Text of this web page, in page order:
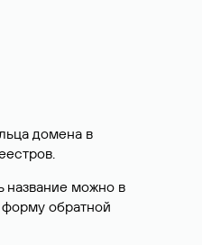
домена в
название можно в
обратной